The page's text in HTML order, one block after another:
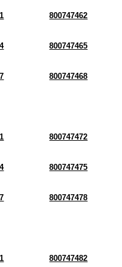
800747462
800747465
800747468
800747472
800747475
800747478
800747482